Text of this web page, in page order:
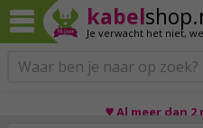
kabel
Je verwacht het niet,